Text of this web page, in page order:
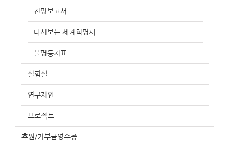
전망보고서
다시보는 세계혁명사
불평등지표
실험실
연구제안
프로젝트
후원/기부금영수증